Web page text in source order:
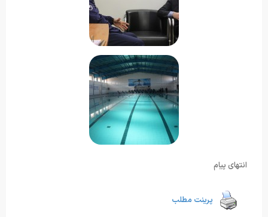
انتهای پیام
پرینت مطلب